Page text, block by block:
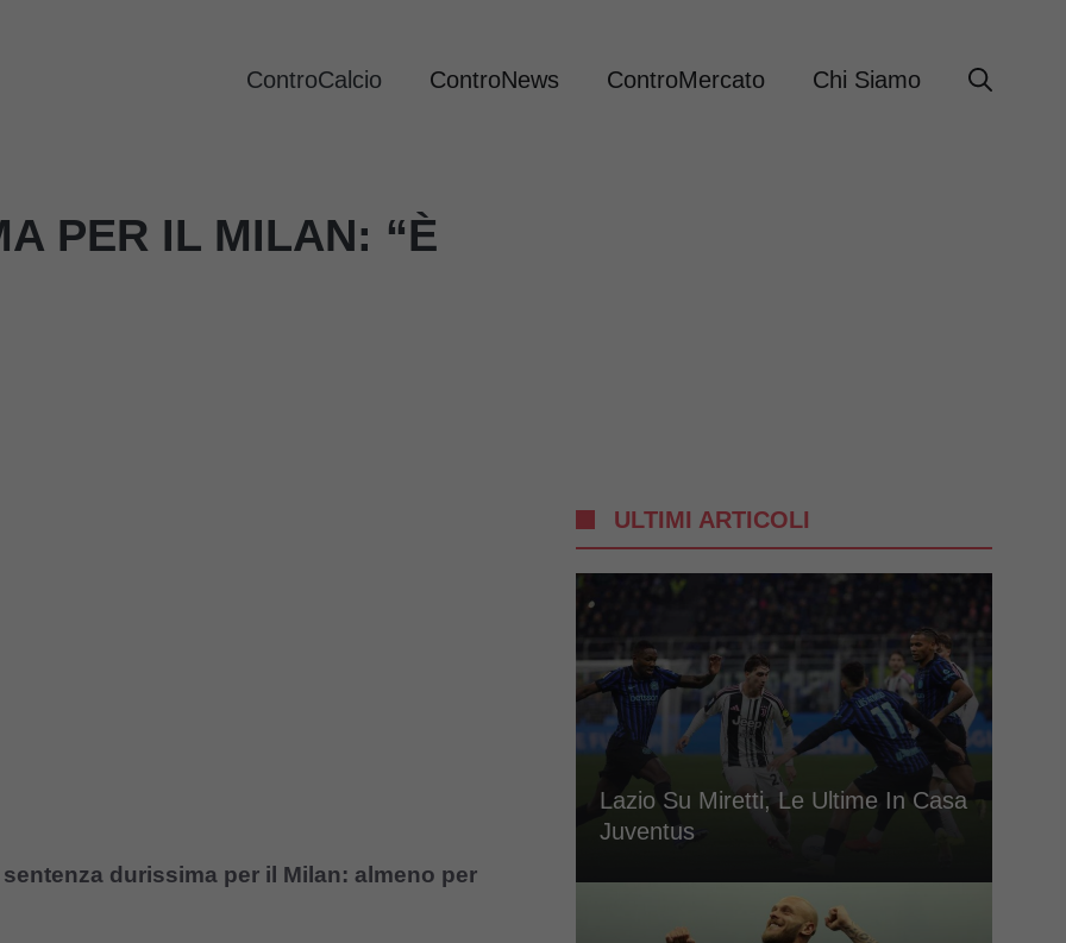
ControCalcio ControNews ControMercato Chi Siamo
PER IL MILAN: “È
durissima per il Milan: almeno per
ULTIMI ARTICOLI
Lazio Su Miretti, Le Ultime In Casa
Juventus